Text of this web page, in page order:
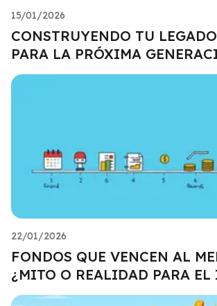
15/01/2026
CONSTRUYENDO TU
PARA LA PRÓXIMA
22/01/2026
FONDOS QUE VENCEN AL
¿MITO O REALIDAD PARA EL